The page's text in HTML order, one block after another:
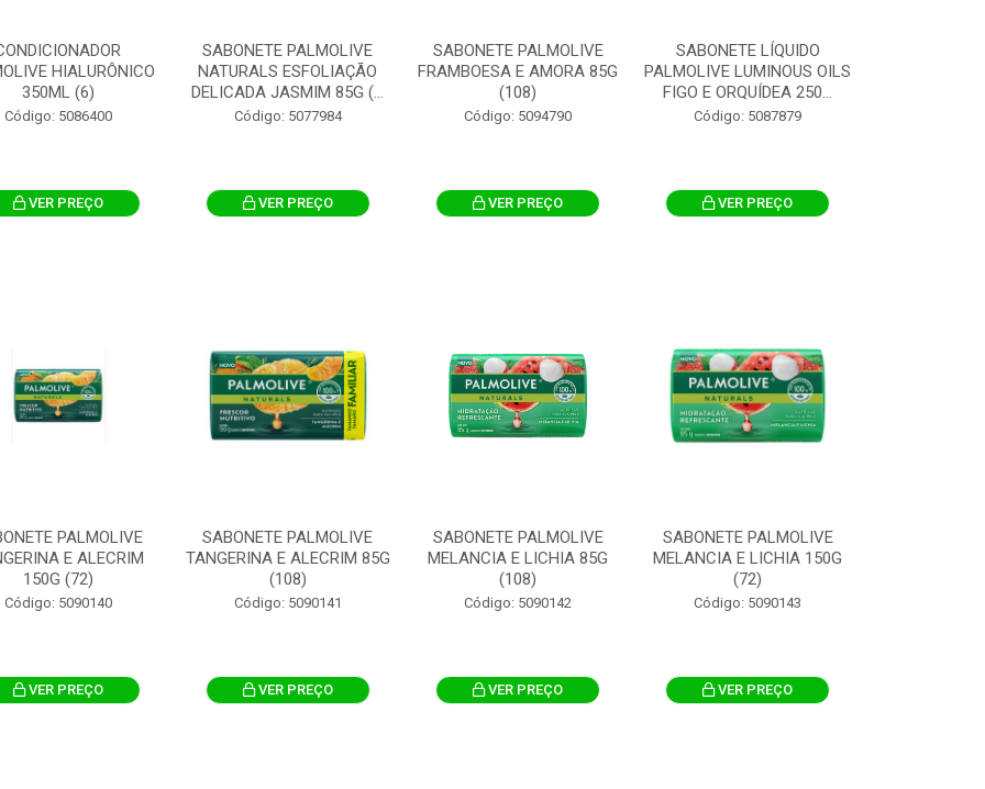
HIALURÔNICO
350ML (6)
Código: 5086400
VER PREÇO
SABONETE PALMOLIVE
NATURALS ESFOLIAÇÃO
DELICADA JASMIM 85G (...
Código: 5077984
VER PREÇO
SABONETE PALMOLIVE
FRAMBOESA E AMORA 85G
(108)
Código: 5094790
VER PREÇO
SABONETE LÍQUIDO
PALMOLIVE LUMINOUS OILS
FIGO E ORQUÍDEA 250...
Código: 5087879
VER PREÇO
PALMOLIVE
E ALECRIM
150G (72)
Código: 5090140
VER PREÇO
SABONETE PALMOLIVE
TANGERINA E ALECRIM 85G
(108)
Código: 5090141
VER PREÇO
SABONETE PALMOLIVE
MELANCIA E LICHIA 85G
(108)
Código: 5090142
VER PREÇO
SABONETE PALMOLIVE
MELANCIA E LICHIA 150G
(72)
Código: 5090143
VER PREÇO